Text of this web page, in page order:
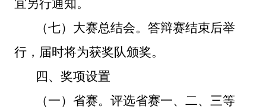
宜另行通知。
（七）大赛总结会。 答辩赛结束后举
行，届时将为获奖队颁奖。
四、奖项设置
（一）省赛。 评选省赛一、二、三等